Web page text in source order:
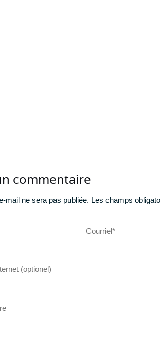
commentaire
mail ne sera pas publiée. Les champs